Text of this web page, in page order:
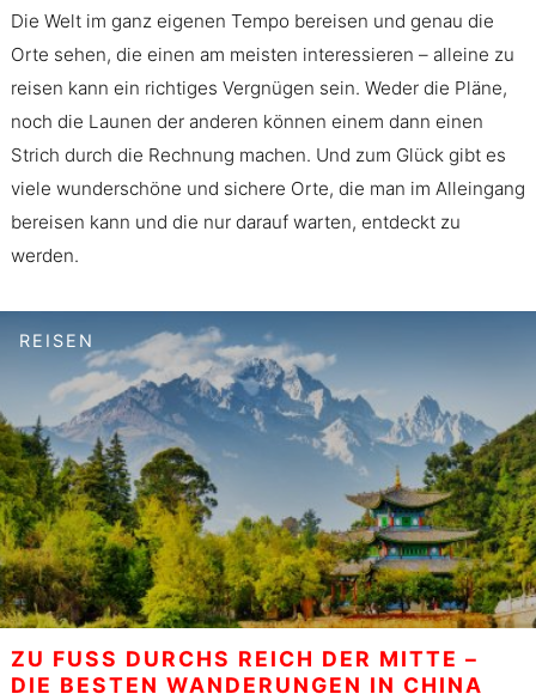
Die Welt im ganz eigenen Tempo bereisen und genau die
Orte sehen, die einen am meisten interessieren – alleine zu
reisen kann ein richtiges Vergnügen sein. Weder die Pläne,
noch die Launen der anderen können einem dann einen
Strich durch die Rechnung machen. Und zum Glück gibt es
viele wunderschöne und sichere Orte, die man im Alleingang
bereisen kann und die nur darauf warten, entdeckt zu
werden.
REISEN
ZU FUSS DURCHS REICH DER MITTE – D
IE BESTEN WANDERUNGEN IN CHINA